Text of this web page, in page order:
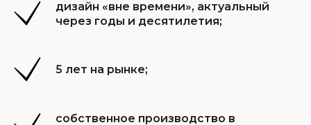
дизайн «вне времени», актуальный
через годы и десятилетия;
5 лет на рынке;
собственное производство в